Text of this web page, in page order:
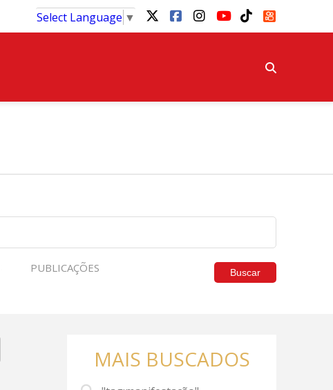
Select Language ▼
PUBLICAÇÕES Buscar
MAIS BUSCADOS